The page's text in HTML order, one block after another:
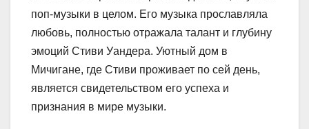
поп-музыки в целом. Его музыка прославляла
любовь, полностью отражала талант и глубину
эмоций Стиви Уандера. Уютный дом в
Мичигане, где Стиви проживает по сей день,
является свидетельством его успеха и
признания в мире музыки.